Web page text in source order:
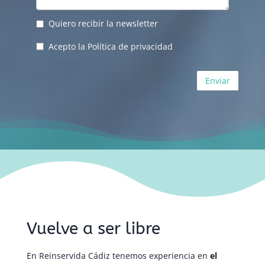
Vuelve a ser libre
En Reinservida Cádiz tenemos experiencia en el